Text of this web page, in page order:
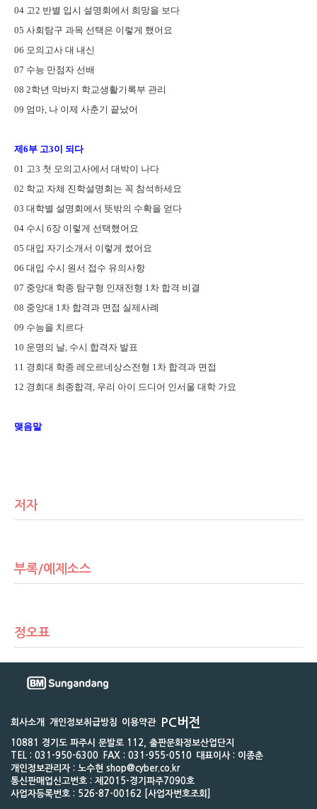
04 고2 반별 입시 설명회에서 희망을 보다
05 사회탐구 과목 선택은 이렇게 했어요
06 모의고사 대 내신
07 수능 만점자 선배
08 2학년 막바지 학교생활기록부 관리
09 엄마 나 이제 사춘기 끝났어
제 6부 고3이 되다
01 고3 첫 모의고사에서 대박이 나다
02 학교 자체 진학설명회는 꼭 참석하세요
03 대학별 설명회에서 뜻밖의 수확을 얻다
04 수시 6장 이렇게 선택했어요
05 대입 자기소개서 이렇게 썼어요
06 대입 수시 원서 접수 유의사항
07 중앙대 학종 탐구형 인재전형 1 차 합격 비결
08 중앙대 1 차 합격과 면접 실제사례
09 수능을 치르다
10 운명의 날 수시 합격자 발표
11 경희대 학종 레오르네상스전형 1 차 합격과 면접
12 경희대 최종합격 우리 아이 드디어 인서울 대학 가요
맺음말
저자
부록/예제소스
정오표
회사소개 개인정보취급방침 이용약관 PC버전
10881 경기도 파주시 문발로 112, 출판문화정보산업단지
TEL : 031-950-6300
FAX : 031-955-0510
대표이사 : 이종춘
개인정보관리자 : 노수현 shop@cyber.co.kr
통신판매업신고번호 : 제2015-경기파주7090호
사업자등록번호 : 526-87-00162 [사업자번호조회]